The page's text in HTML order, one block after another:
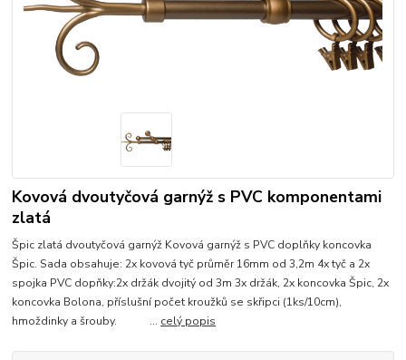
Kovová dvoutyčová garnýž s PVC komponentami
zlatá
Špic zlatá dvoutyčová garnýž Kovová garnýž s PVC doplňky koncovka
Špic. Sada obsahuje: 2x kovová tyč průměr 16mm od 3,2m 4x tyč a 2x
spojka PVC dopňky:2x držák dvojitý od 3m 3x držák, 2x koncovka Špic, 2x
koncovka Bolona, příslušní počet kroužků se skřipci (1ks/10cm),
hmoždinky a šrouby. ... celý popis